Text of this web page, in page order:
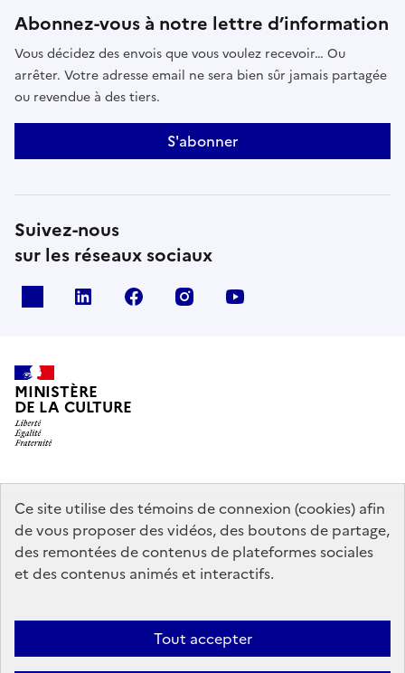
Ce site utilise des témoins de connexion (cookies) afin
de vous proposer des vidéos, des boutons de partage,
des remontées de contenus de plateformes sociales
et des contenus animés et interactifs.
Tout accepter
Abonnez-vous à notre lettre d’information
Vous décidez des envois que vous voulez recevoir… Ou
arrêter. Votre adresse email ne sera bien sûr jamais partagée
ou revendue à des tiers.
S'abonner
Suivez-nous
sur les réseaux sociaux
linkedin facebook instagram
MINISTÈRE
DE LA CULTURE
data.gouv.fr legifrance.gouv.fr
info.gouv.fr
service-public.gouv.fr
Contact Mentions légales
Accessibilité : partiellement conforme
Politique générale de protection des données